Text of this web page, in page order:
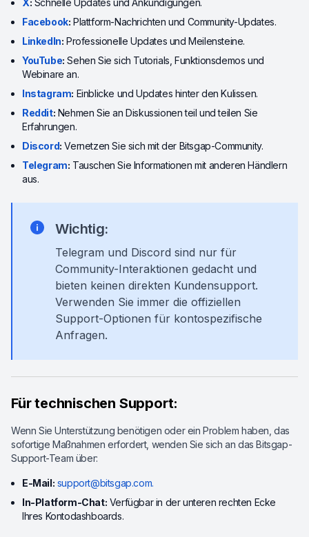
X: Schnelle Updates und Ankündigungen.
Facebook: Plattform-Nachrichten und Community-Updates.
LinkedIn: Professionelle Updates und Meilensteine.
YouTube: Sehen Sie sich Tutorials, Funktionsdemos und
Webinare an.
Instagram: Einblicke und Updates hinter den Kulissen.
Reddit: Nehmen Sie an Diskussionen teil und teilen Sie
Erfahrungen.
Discord: Vernetzen Sie sich mit der Bitsgap-Community.
Telegram: Tauschen Sie Informationen mit anderen Händlern
aus.
Wichtig:
Telegram und Discord sind nur für
Community-Interaktionen gedacht und
bieten keinen direkten Kundensupport.
Verwenden Sie immer die offiziellen
Support-Optionen für kontospezifische
Anfragen.
Für technischen Support:
Wenn Sie Unterstützung benötigen oder ein Problem haben, das
sofortige Maßnahmen erfordert, wenden Sie sich an das Bitsgap-
Support-Team über:
E-Mail: support@bitsgap.com.
In-Platform-Chat: Verfügbar in der unteren rechten Ecke
Ihres Kontodashboards.